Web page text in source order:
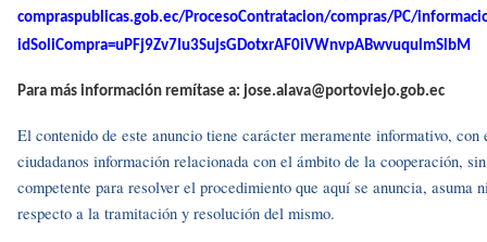
compraspublicas.gob.ec/ProcesoContratacion/compras/PC/
idSoliCompra=uPFj9Zv7Iu3SujsGDotxrAF0iVWnvpABwvuqulmSlbM
Para más información remítase a: jose.alava@portoviejo.gob.ec
El contenido de este anuncio tiene carácter meramente informativo,
ciudadanos información relacionada con el ámbito de la cooperación,
competente para resolver el procedimiento que aquí se anuncia, asuma
respecto a la tramitación y resolución del mismo.